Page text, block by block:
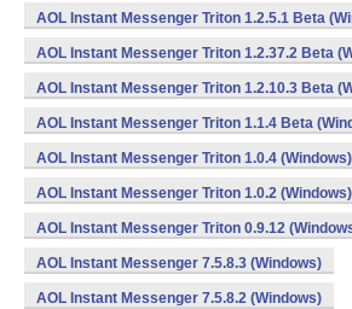
AOL Instant Messenger Triton 1.2.5.1 Beta
AOL Instant Messenger Triton 1.2.37.2 Beta
AOL Instant Messenger Triton 1.2.10.3 Beta
AOL Instant Messenger Triton 1.1.4 Beta
AOL Instant Messenger Triton 1.0.4 (Windows)
AOL Instant Messenger Triton 1.0.2 (Windows)
AOL Instant Messenger Triton 0.9.12
AOL Instant Messenger 7.5.8.3 (Windows)
AOL Instant Messenger 7.5.8.2 (Windows)